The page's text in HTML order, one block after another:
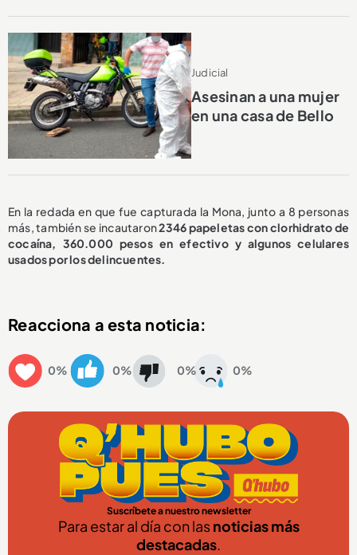
Judicial
Asesinan a una mujer
en una casa de Bello
En la redada en que fue capturada la Mona, junto a 8 personas
más, también se incautaron2346 papeletas con clorhidrato de
cocaína, 360.000 pesos en efectivo y algunos celulares
usados por los delincuentes.
Reacciona a esta noticia:
0% 0% 0% 0%
Suscríbete a nuestro newsletter
Para estar al día con lasnoticias más
destacadas.